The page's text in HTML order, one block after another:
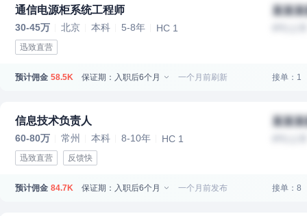
通信电源柜系统工程师
30-45万 北京 本科 5-8年 HC 1
迅致直营
某某
预计佣金 58.5K 保证期：入职后6个月 一个月前刷新 接单：1
信息技术负责人
60-80万 常州 本科 8-10年 HC 1
迅致直营 反馈快
某某
预计佣金 84.7K 保证期：入职后6个月 一个月前发布 接单：8